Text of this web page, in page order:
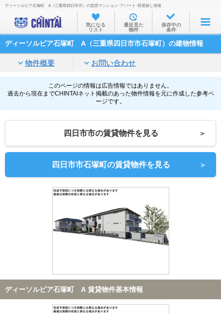
お部屋を探す
沿線・駅から
家賃相場から
通勤通学時間から
物件特集から
不動産会社から
TOP
ディーソルビア石塚町 A（三重県四日市市）の賃貸マンション･アパート･部屋探し情報
気になる
リスト
最近見た
物件
保存中の
条件
ディーソルビア石塚町 A（三重県四日市市石塚町）の建物情報
物件概要 お問い合わせ
このページの情報は広告情報ではありません。
過去から現在までCHINTAIネット掲載のあった物件情報を元に作成した参考ペ
ージです。
四日市市の賃貸物件を見る ＞
四日市市石塚町の賃貸物件を見る ＞
ディーソルビア石塚町 A 賃貸物件基本情報